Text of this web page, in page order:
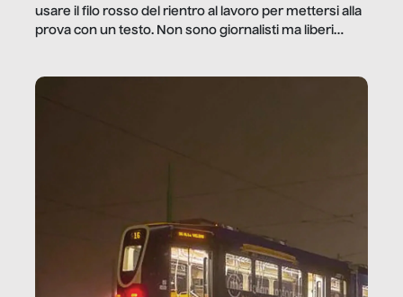
usare il filo rosso del rientro al lavoro per mettersi alla
prova con un testo. Non sono giornalisti ma liberi